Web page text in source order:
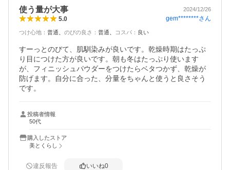
使う量が大事 2024/12/26
5.0 gem********さん
つけ心地 ： 普通 のびの良さ ： 普通 コスパ ： 良い
すーっとのびて、肌馴染みが良いです。乾燥時期はたっぷ
り目につけた方が良いです。朝も冬はたっぷり使います
が、フィニッシュパウダーをつけたらベタつかず、乾燥が
防げます。自分に合った、分量をちゃんと使うと良さそう
です。
投稿者情報
50代
購入したストア
美とくらし
違反報告 いいね0